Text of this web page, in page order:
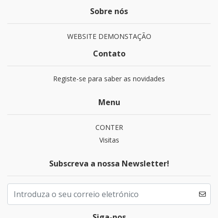
Sobre nós
WEBSITE DEMONSTAÇÃO
Contato
Registe-se para saber as novidades
Menu
CONTER
Visitas
Subscreva a nossa Newsletter!